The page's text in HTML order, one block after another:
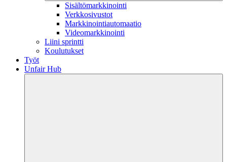
Sisältömarkkinointi
Verkkosivustot
Markkinointiautomaatio
Videomarkkinointi
Liini sprintti
Koulutukset
Työt
Unfair Hub